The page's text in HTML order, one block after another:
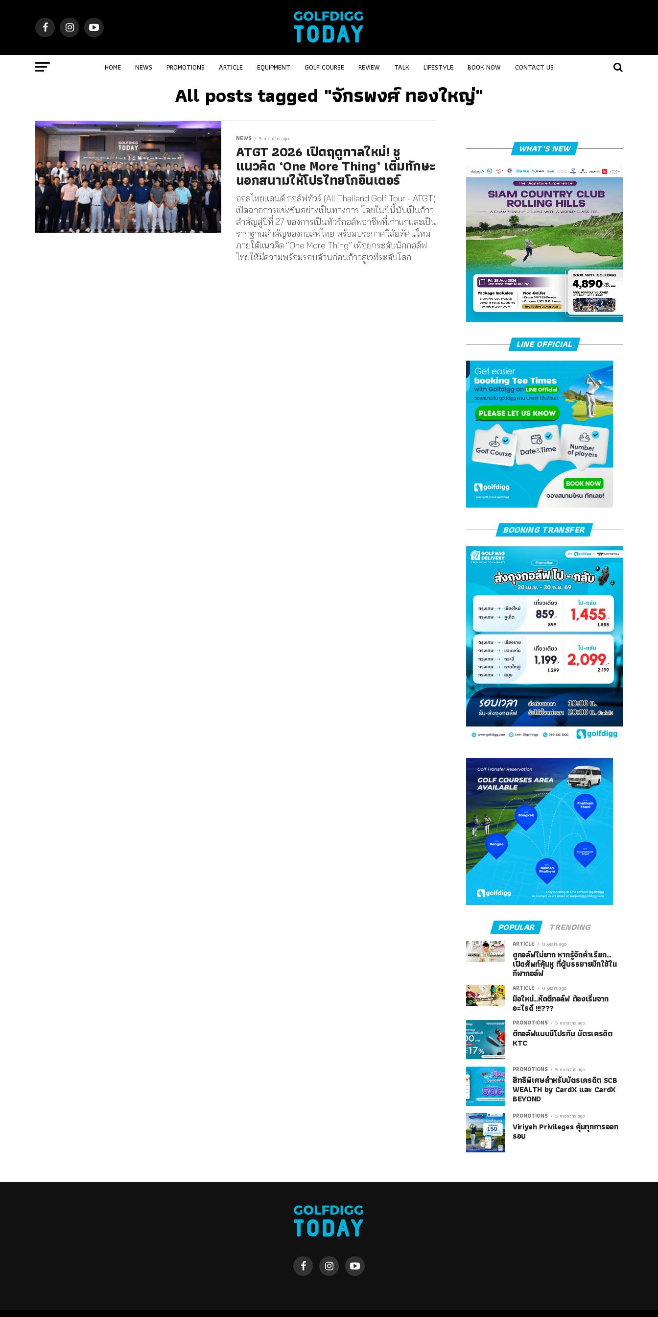
HOME NEWS PROMOTIONS ARTICLE EQUIPMENT GOLF COURSE REVIEW TALK LIFESTYLE BOOK NOW CONTACT US
All posts tagged "จักรพงศ์ ทองใหญ่"
NEWS 5 months ago
ATGT 2026 เปิดฤดูกาลใหม่! ชู
แนวคิด ‘One More Thing’ เติมทักษะ
นอกสนามให้โปรไทยโกอินเตอร์
ออลไทยแลนด์ กอล์ฟทัวร์ (All Thailand Golf Tour - ATGT)
เปิดฉากการแข่งขันอย่างเป็นทางการ โดยในปีนี้นับเป็นก้าว
สำคัญสู่ปีที่ 27 ของการเป็นทัวร์กอล์ฟอาชีพที่เก่าแก่และเป็น
รากฐานสำคัญของกอล์ฟไทย พร้อมประกาศวิสัยทัศน์ใหม่
ภายใต้แนวคิด “One More Thing” เพื่อยกระดับนักกอล์ฟ
ไทยให้มีความพร้อมรอบด้านก่อนก้าวสู่เวทีระดับโลก
WHAT’S NEW
LINE OFFICIAL
BOOKING TRANSFER
POPULAR TRENDING
ARTICLE 8 years ago
ดูกอล์ฟไม่ยาก หากรู้จักคำเรียก…
เปิดศัพท์คุ้นหู ที่ผู้บรรยายมักใช้ใน
กีฬากอล์ฟ
ARTICLE 8 years ago
มือใหม่…หัดตีกอล์ฟ ต้องเริ่มจาก
อะไรดี !!!???
PROMOTIONS 5 months ago
ตีกอล์ฟแบบมีโปรกับ บัตรเครดิต
KTC
PROMOTIONS 5 months ago
สิทธิพิเศษสำหรับบัตรเครดิต SCB
WEALTH by CardX และ CardX
BEYOND
PROMOTIONS 5 months ago
Viriyah Privileges คุ้มทุกการออก
รอบ